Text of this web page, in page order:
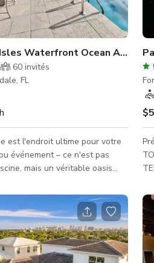
Waterfront Ocean Access
60 invités
FL
est l'endroit ultime pour votre
événement – ce n'est pas
mais un véritable oasis
yacht privé de 75 pieds amarré
80 pieds qui ajoute une touche
à toute occasion.
votre événement passe de cool
spectaculaire ! 🌊🏊‍♀️🛥️🎥🎉
le